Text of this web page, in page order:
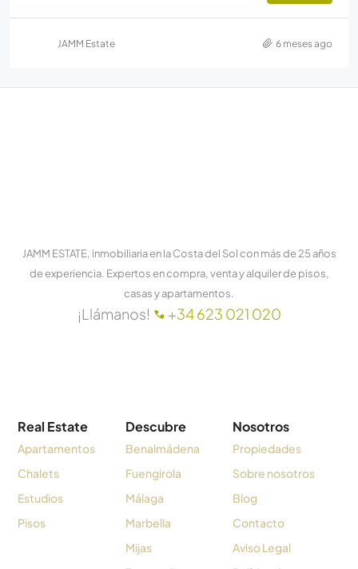
JAMM Estate 6 meses ago
JAMM ESTATE, inmobiliaria en la Costa del Sol con más de 25 años
de experiencia. Expertos en compra, venta y alquiler de pisos,
casas y apartamentos.
¡Llámanos! +34 623 021 020
Real Estate
Apartamentos
Chalets
Estudios
Pisos
Descubre
Benalmádena
Fuengirola
Málaga
Marbella
Mijas
Nosotros
Propiedades
Sobre nosotros
Blog
Contacto
Aviso Legal